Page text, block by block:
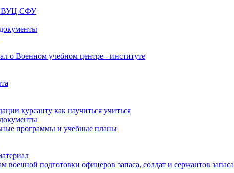
ВУЦ СФУ
о Военном учебном центре - институте
курсанту как научиться учиться
программы и учебные планы
военной подготовки офицеров запаса, солдат и сержантов запаса